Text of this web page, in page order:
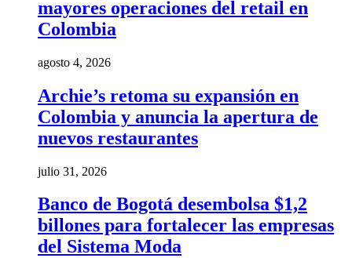
mayores operaciones del retail en
Colombia
agosto 4, 2026
Archie’s retoma su expansión en
Colombia y anuncia la apertura de
nuevos restaurantes
julio 31, 2026
Banco de Bogotá desembolsa $1,2
billones para fortalecer las empresas
del Sistema Moda